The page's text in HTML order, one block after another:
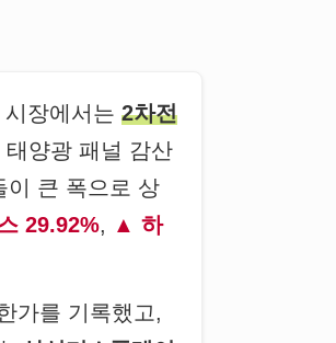
시장에서는2차전
양광 패널 감산
이 큰 폭으로 상
29.92%, 하
가를 기록했고,